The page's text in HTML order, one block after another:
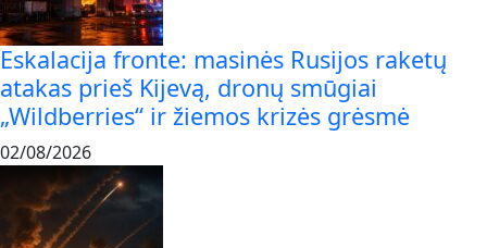
Eskalacija fronte: masinės Rusijos raketų
atakas prieš Kijevą, dronų smūgiai
„Wildberries“ ir žiemos krizės grėsmė
02/08/2026